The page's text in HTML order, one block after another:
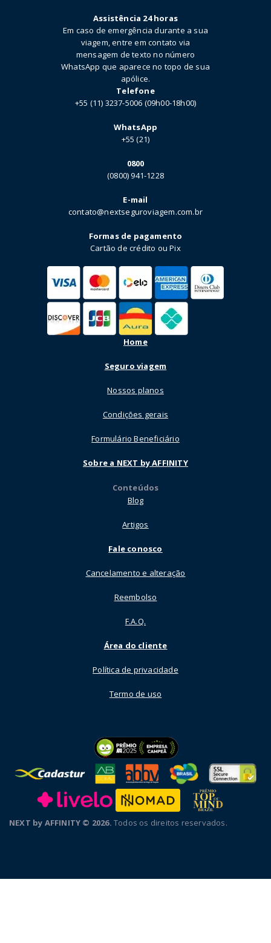
Assistência 24 horas
Em caso de emergência durante a sua
viagem, entre em contato via
mensagem de texto no número
WhatsApp que aparece no topo de sua
apólice.
Telefone
+55 (11) 3237-5006 (09h00-18h00)
WhatsApp
+55 (21)
0800
(0800) 941-1228
E-mail
contato@nextseguroviagem.com.br
Formas de pagamento
Cartão de crédito ou Pix
Home
Seguro viagem
Nossos planos
Condições gerais
Formulário Beneficiário
Sobre a NEXT by AFFINITY
Conteúdos
Blog
Artigos
Fale conosco
Cancelamento e alteração
Reembolso
F.A.Q.
Área do cliente
Política de privacidade
Termo de uso
NEXT by AFFINITY © 2026. Todos os direitos reservados.